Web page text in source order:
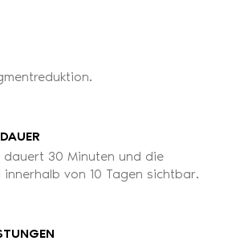
dauert 30 Minuten und die
innerhalb von 10 Tagen sichtbar.